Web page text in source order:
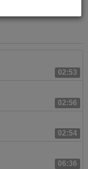
02:53
02:56
02:54
06:36